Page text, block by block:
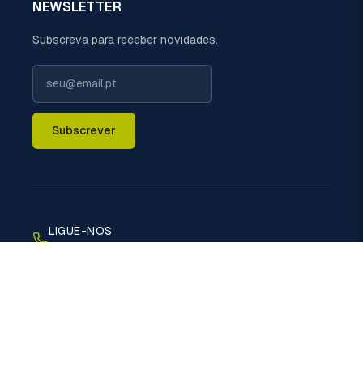
NEWSLETTER
Subscreva para receber novidades.
Subscrever
LIGUE-NOS